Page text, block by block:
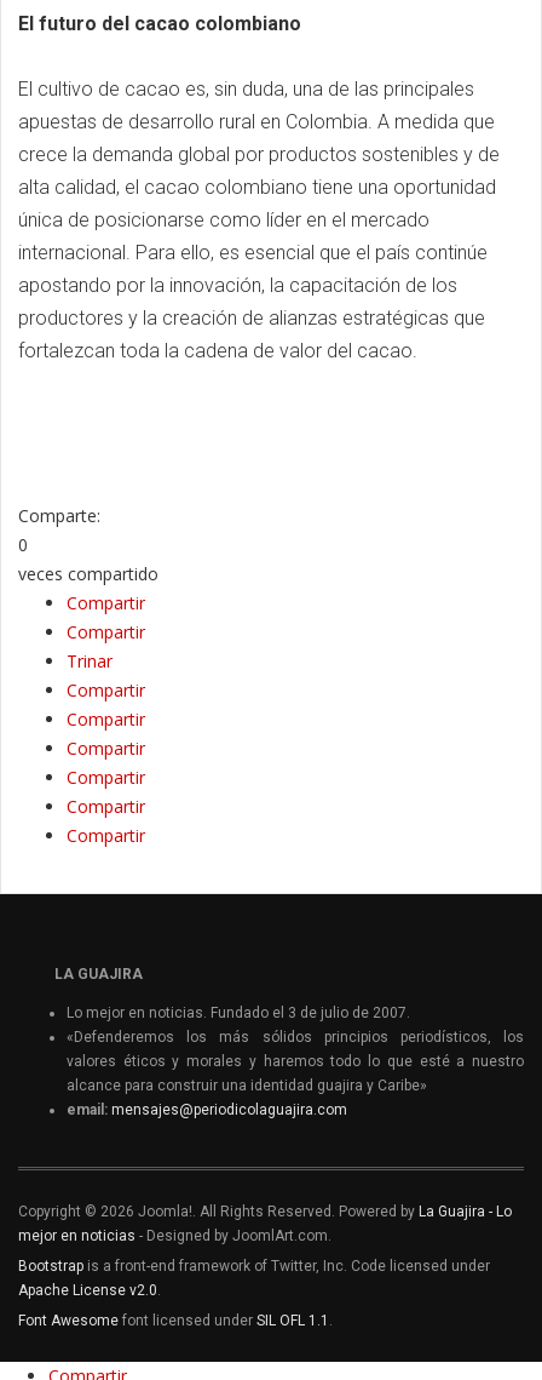
El futuro del cacao colombiano
El cultivo de cacao es, sin duda, una de las principales
apuestas de desarrollo rural en Colombia. A medida que
crece la demanda global por productos sostenibles y de
alta calidad, el cacao colombiano tiene una oportunidad
única de posicionarse como líder en el mercado
internacional. Para ello, es esencial que el país continúe
apostando por la innovación, la capacitación de los
productores y la creación de alianzas estratégicas que
fortalezcan toda la cadena de valor del cacao.
Comparte:
0
veces compartido
Compartir
Compartir
Trinar
Compartir
Compartir
Compartir
Compartir
Compartir
Compartir
LA GUAJIRA
Lo mejor en noticias. Fundado el 3 de julio de 2007.
«Defenderemos los más sólidos principios periodísticos, los
valores éticos y morales y haremos todo lo que esté a nuestro
alcance para construir una identidad guajira y Caribe»
email: mensajes@periodicolaguajira.com
Copyright © 2026 Joomla!. All Rights Reserved. Powered by La Guajira - Lo
mejor en noticias - Designed by JoomlArt.com.
Bootstrap is a front-end framework of Twitter, Inc. Code licensed under
Apache License v2.0
Font Awesome font licensed under SIL OFL 1.1
Compartir